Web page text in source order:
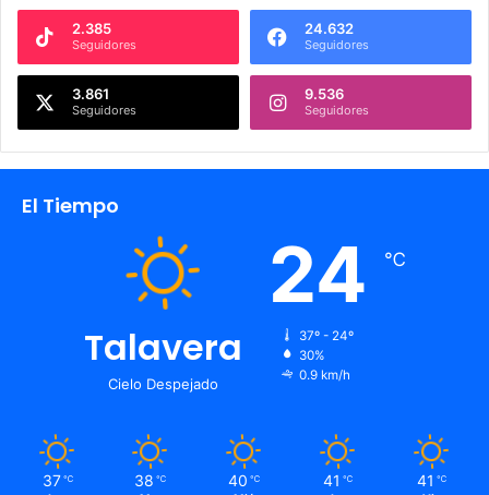
2.385
Seguidores
24.632
Seguidores
3.861
Seguidores
9.536
Seguidores
El Tiempo
Talavera
Cielo Despejado
24 ℃
37º - 24º
30%
0.9 km/h
37 ℃ 38 ℃ 40 ℃ 41 ℃ 41 ℃